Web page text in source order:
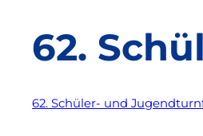
62.
62. Schüler- und